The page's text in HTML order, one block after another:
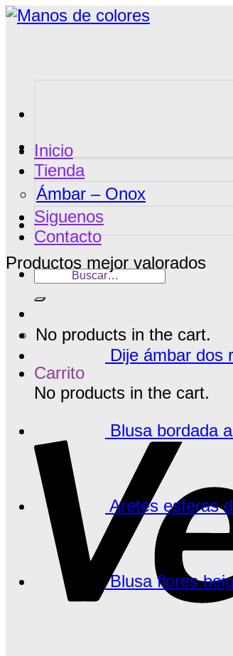
Saltar
Inicio
Tienda
Ámbar – Onox
Siguenos
Contacto
Buscar
por:
No products in the cart.
Carrito
No products in the cart.
Productos mejor valorados
Dije ámbar dos
Blusa bordada
Aretes esferas
Blusa flores